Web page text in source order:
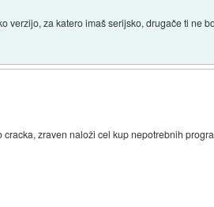
verzijo, za katero imaš serijsko, drugače ti ne
zraven naloži cel kup nepotrebnih